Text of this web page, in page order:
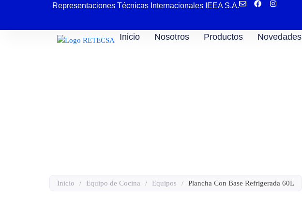
Representaciones Técnicas Internacionales IEEA S.A.
Inicio Nosotros Productos Novedades
Inicio / Equipo de Cocina / Equipos / Plancha Con Base Refrigerada 60L